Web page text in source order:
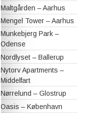
Maltgården – Aarhus
Mengel Tower – Aarhus
Munkebjerg Park –
Odense
Nordlyset – Ballerup
Nytorv Apartments –
Middelfart
Nørrelund – Glostrup
Oasis – København